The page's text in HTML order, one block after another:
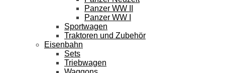
Panzer WW II
Panzer WW I
Sportwagen
Traktoren und Zubehör
Eisenbahn
Sets
Triebwagen